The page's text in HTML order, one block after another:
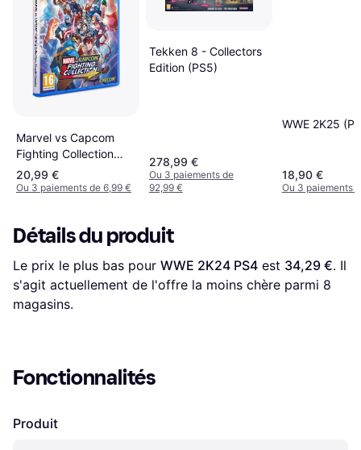
Marvel vs Capcom
Fighting Collection
Arcade Classics (PS4)
20,99 €
Ou 3 paiements de 6,99 €
Tekken 8 - Collectors
Edition (PS5)
278,99 €
Ou 3 paiements de
92,99 €
WWE 2K25
18,90 €
Ou 3 paiements
Détails du produit
Le prix le plus bas pour WWE 2K24 PS4 est 34,29 €. Il
s'agit actuellement de l'offre la moins chère parmi 8
magasins.
Fonctionnalités
Produit